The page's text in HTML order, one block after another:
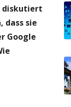
diskutiert
dass sie
Google
Was ist das